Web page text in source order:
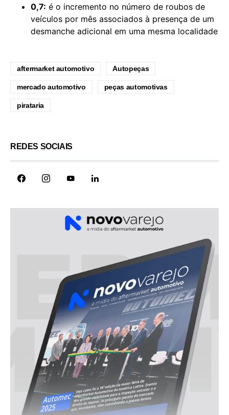
0,7: é o incremento no número de roubos de
veículos por mês associados à presença de um
desmanche adicional em uma mesma localidade
aftermarket automotivo Autopeças
mercado automotivo peças automotivas
pirataria
REDES SOCIAIS